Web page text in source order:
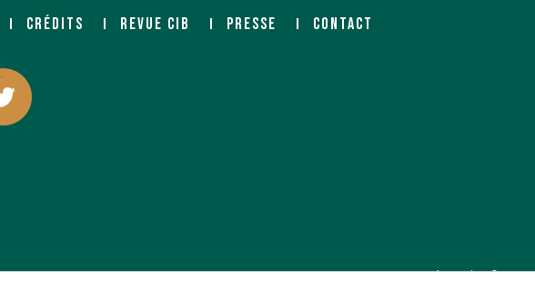
CRÉDITS REVUE CIB PRESSE CONTACT
Agence web Paris: 6LAB